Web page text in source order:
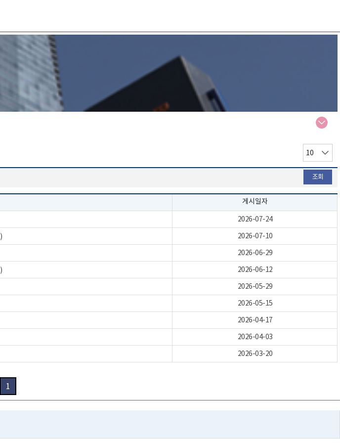
당
수
선
택
조회
게시일자
2026-07-24
2026-07-10
2026-06-29
2026-06-12
2026-05-29
2026-05-15
2026-04-17
2026-04-03
2026-03-20
1